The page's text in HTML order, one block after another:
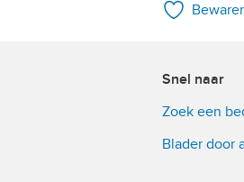
Snel naar
Zoek een
Blader door